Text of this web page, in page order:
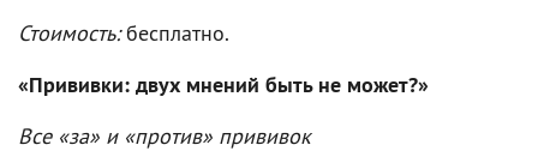
Стоимость:бесплатно.
«Прививки: двух мнений быть не может?»
Все «за» и «против» прививок